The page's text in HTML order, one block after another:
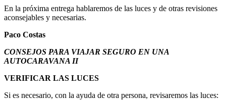
En la próxima entrega hablaremos de las luces y de otras revisiones
aconsejables y necesarias.
Paco Costas
CONSEJOS PARA VIAJAR SEGURO EN UNA
AUTOCARAVANA II
VERIFICAR LAS LUCES
Si es necesario, con la ayuda de otra persona, revisaremos las luces: